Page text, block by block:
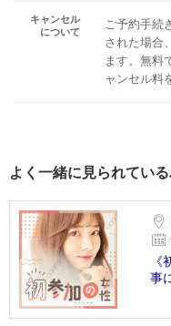
キャンセル
について
ご予約手続
された場合
ます。無料
ャンセル料
よく一緒に見られてい
事